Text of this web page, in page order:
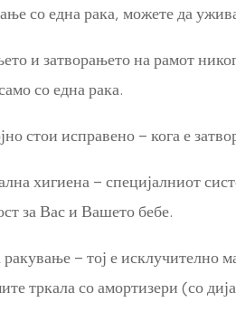
со една рака, можете да
и затворањето на рамот
со една рака.
стои исправено – кога е
хигиена – специјалниот
за Вас и Вашето бебе.
ракување – тој е исклучително
тркала со амортизери (со